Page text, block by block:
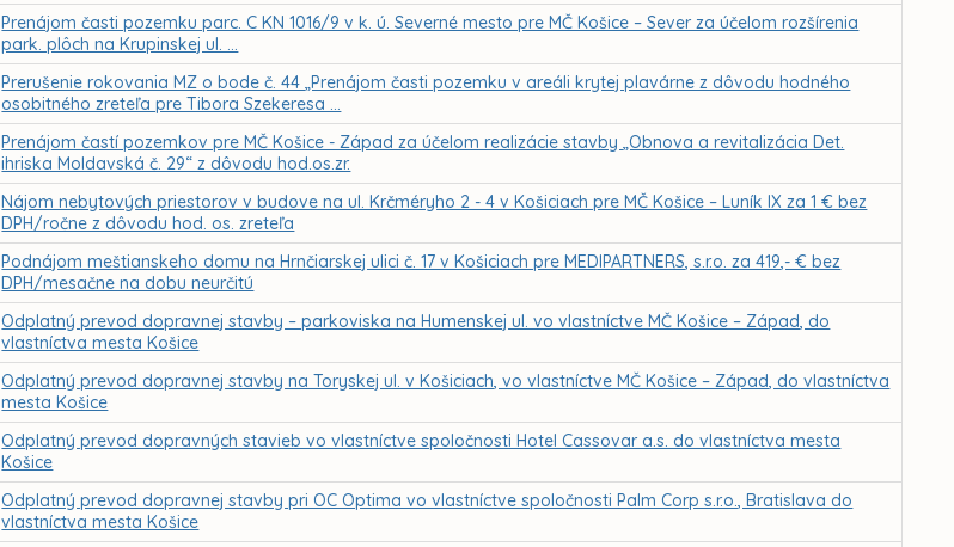
Prenájom časti pozemku parc. C KN 1016/9 v k. ú. Severné mesto pre MČ Košice – Sever za účelom rozšírenia
park. plôch na Krupinskej ul. ...
Prerušenie rokovania MZ o bode č. 44 „Prenájom časti pozemku v areáli krytej plavárne z dôvodu hodného
osobitného zreteľa pre Tibora Szekeresa ...
Prenájom častí pozemkov pre MČ Košice - Západ za účelom realizácie stavby „Obnova a revitalizácia Det.
ihriska Moldavská č. 29“ z dôvodu hod.os.zr.
Nájom nebytových priestorov v budove na ul. Krčméryho 2 - 4 v Košiciach pre MČ Košice – Luník IX za 1 € bez
DPH/ročne z dôvodu hod. os. zreteľa
Podnájom meštianskeho domu na Hrnčiarskej ulici č. 17 v Košiciach pre MEDIPARTNERS, s.r.o. za 419,- € bez
DPH/mesačne na dobu neurčitú
Odplatný prevod dopravnej stavby – parkoviska na Humenskej ul. vo vlastníctve MČ Košice – Západ, do
vlastníctva mesta Košice
Odplatný prevod dopravnej stavby na Toryskej ul. v Košiciach, vo vlastníctve MČ Košice – Západ, do vlastníctva
mesta Košice
Odplatný prevod dopravných stavieb vo vlastníctve spoločnosti Hotel Cassovar a.s. do vlastníctva mesta
Košice
Odplatný prevod dopravnej stavby pri OC Optima vo vlastníctve spoločnosti Palm Corp s.r.o., Bratislava do
vlastníctva mesta Košice